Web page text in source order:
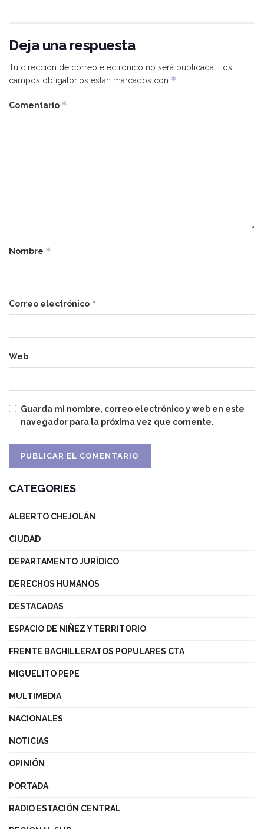
Deja una respuesta
Tu dirección de correo electrónico no será publicada. Los
campos obligatorios están marcados con *
Comentario *
Nombre *
Correo electrónico *
Web
Guarda mi nombre, correo electrónico y web en este
navegador para la próxima vez que comente.
CATEGORIES
ALBERTO CHEJOLÁN
CIUDAD
DEPARTAMENTO JURÍDICO
DERECHOS HUMANOS
DESTACADAS
ESPACIO DE NIÑEZ Y TERRITORIO
FRENTE BACHILLERATOS POPULARES CTA
MIGUELITO PEPE
MULTIMEDIA
NACIONALES
NOTICIAS
OPINIÓN
PORTADA
RADIO ESTACIÓN CENTRAL